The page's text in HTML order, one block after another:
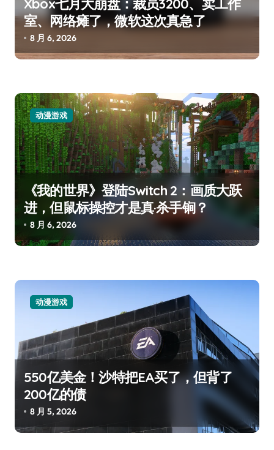
Xbox七月大崩盘：裁员3200、卖工作
室、网络瘫了，微软这次真急了
8 月 6, 2026
动漫游戏
《我的世界》登陆Switch 2：画质大跃
进，但鼠标操控才是真·杀手锏？
8 月 6, 2026
动漫游戏
550亿美金！沙特把EA买了，但背了
200亿的债
8 月 5, 2026